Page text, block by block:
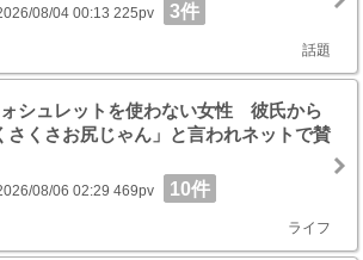
08/04 00:13 225pv 3件
話題
シュレットを使わない女性 彼氏から
さくさお尻じゃん」と言われネットで賛
08/06 02:29 469pv 10件
ライフ